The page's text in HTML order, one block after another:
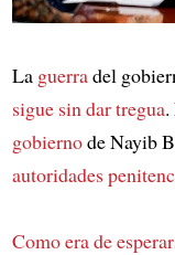
La guerradel
sigue sin dar tregua.
gobiernode Nayib
autoridades
Como era de